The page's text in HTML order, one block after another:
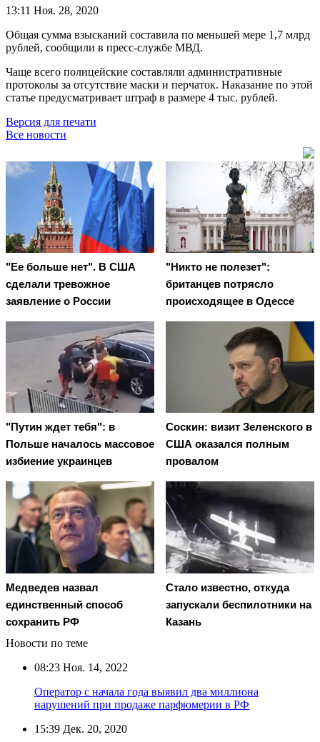
13:11 Ноя. 28, 2020
Общая сумма взысканий составила по меньшей мере 1,7 млрд
рублей, сообщили в пресс-службе МВД.
Чаще всего полицейские составляли административные
протоколы за отсутствие маски и перчаток. Наказание по этой
статье предусматривает штраф в размере 4 тыс. рублей.
Версия для печати
Все новости
"Ее больше нет". В США
сделали тревожное
заявление о России
"Никто не полезет":
британцев потрясло
происходящее в Одессе
"Путин ждет тебя": в
Польше началось массовое
избиение украинцев
Соскин: визит Зеленского в
США оказался полным
провалом
Медведев назвал
единственный способ
сохранить РФ
Стало известно, откуда
запускали беспилотники на
Казань
Новости по теме
08:23 Ноя. 14, 2022
Оператор с начала года выявил два миллиона
нарушений при продаже парфюмерии в РФ
15:39 Дек. 20, 2020